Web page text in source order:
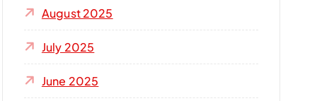
August 2025
July 2025
June 2025